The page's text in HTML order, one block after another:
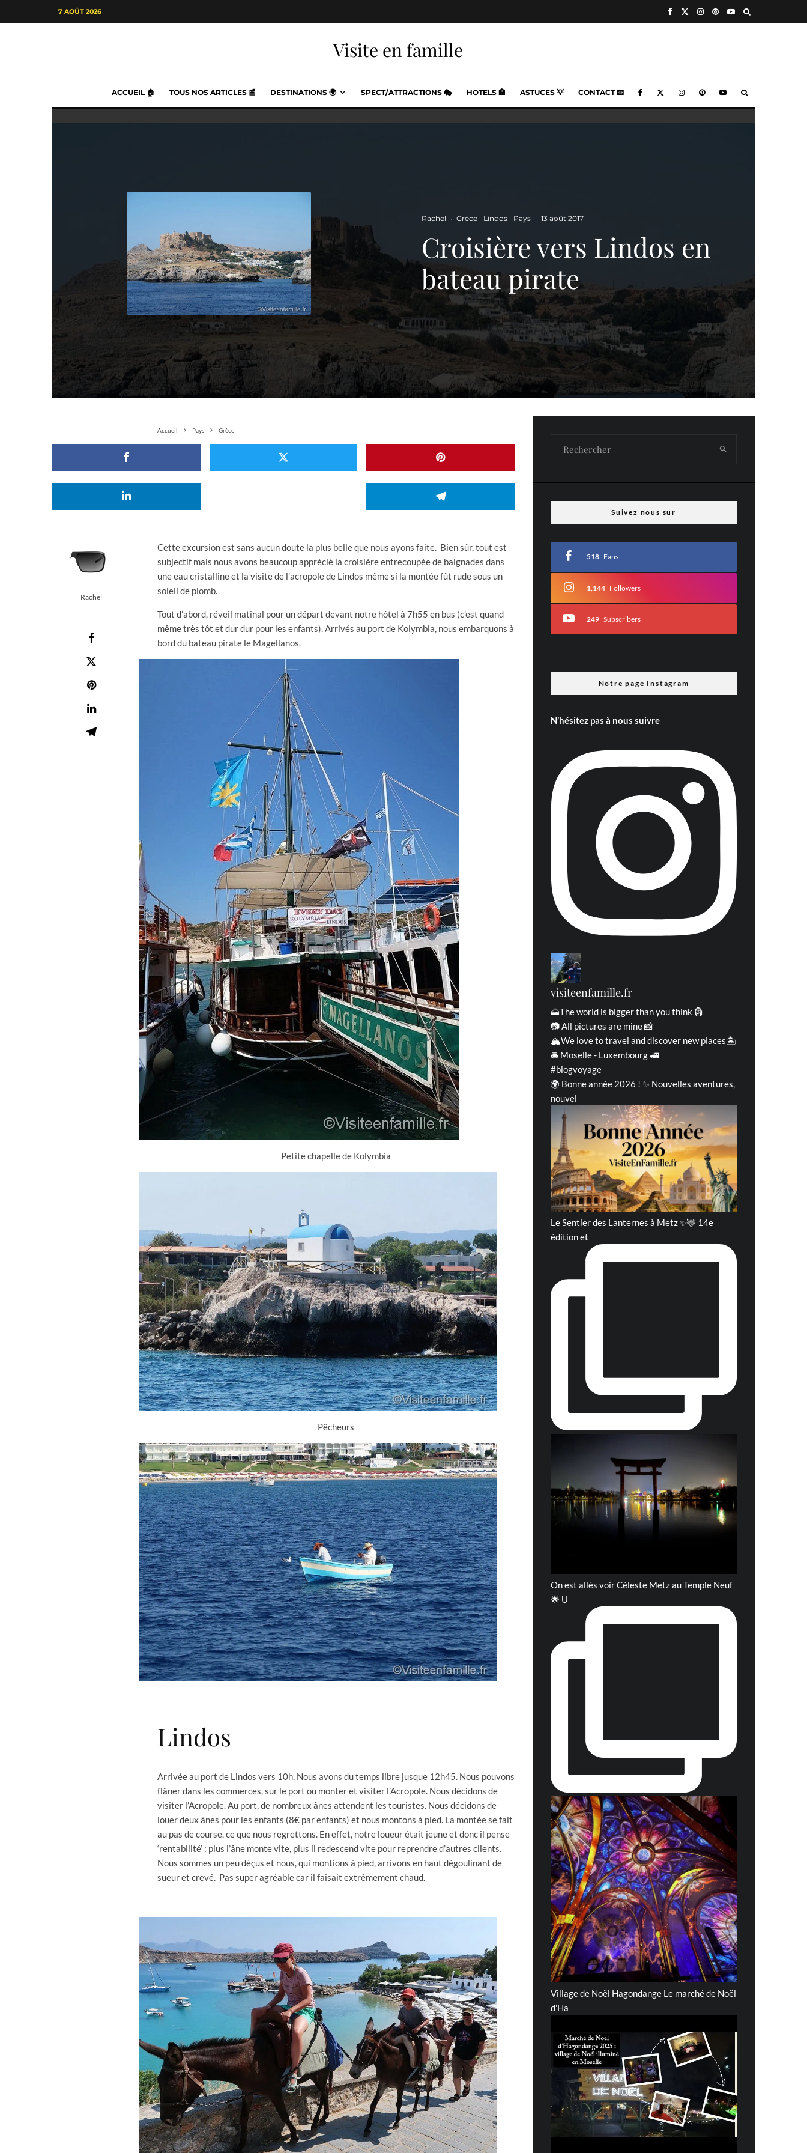
7 AOÛT 2026
Visite en famille
ACCUEIL 🏠 TOUS NOS ARTICLES 📰 DESTINATIONS 🌍 SPECT/ATTRACTIONS 🎭 HOTELS 🏨 ASTUCES 💡 CONTACT 📧
Rachel · Grèce Lindos Pays · 13 août 2017
Croisière vers Lindos en
bateau pirate
Accueil Pays Grèce
Rachel
Cette excursion est sans aucun doute la plus belle que nous ayons faite. Bien sûr, tout est
subjectif mais nous avons beaucoup apprécié la croisière entrecoupée de baignades dans
une eau cristalline et la visite de l’acropole de Lindos même si la montée fût rude sous un
soleil de plomb.
Tout d’abord, réveil matinal pour un départ devant notre hôtel à 7h55 en bus (c’est quand
même très tôt et dur dur pour les enfants). Arrivés au port de Kolymbia, nous embarquons à
bord du bateau pirate le Magellanos.
Petite chapelle de Kolymbia
Pêcheurs
Lindos
Arrivée au port de Lindos vers 10h. Nous avons du temps libre jusque 12h45. Nous pouvons
flâner dans les commerces, sur le port ou monter et visiter l’Acropole. Nous décidons de
visiter l’Acropole. Au port, de nombreux ânes attendent les touristes. Nous décidons de
louer deux ânes pour les enfants (8€ par enfants) et nous montons à pied. La montée se fait
au pas de course, ce que nous regrettons. En effet, notre loueur était jeune et donc il pense
‘rentabilité’ : plus l’âne monte vite, plus il redescend vite pour reprendre d’autres clients.
Nous sommes un peu déçus et nous, qui montions à pied, arrivons en haut dégoulinant de
sueur et crevé. Pas super agréable car il faisait extrêmement chaud.
Suivez nous sur
518 Fans
1,144 Followers
249 Subscribers
Notre page Instagram
N’hésitez pas à nous suivre
visiteenfamille.fr
🗻The world is bigger than you think 🗿
📷 All pictures are mine 📸
🏔We love to travel and discover new places🏝
🚘 Moselle - Luxembourg 🚅
#blogvoyage
🌍 Bonne année 2026 ! ✨ Nouvelles aventures,
nouvel
Le Sentier des Lanternes à Metz ✨🦌 14e
édition et
On est allés voir Céleste Metz au Temple Neuf
🌟 U
Village de Noël Hagondange Le marché de Noël
d'Ha